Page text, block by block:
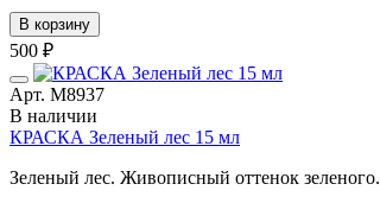
В корзину
500 ₽
Арт. М8937
В наличии
КРАСКА Зеленый лес 15 мл
Зеленый лес. Живописный оттенок зеленого.